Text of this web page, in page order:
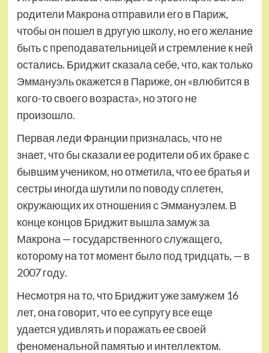
родители Макрона отправили его в Париж,
чтобы он пошел в другую школу, но его желание
быть с преподавательницей и стремление к ней
остались. Бриджит сказала себе, что, как только
Эммануэль окажется в Париже, он «влюбится в
кого-то своего возраста», но этого не
произошло.
Первая леди Франции призналась, что не
знает, что бы сказали ее родители об их браке с
бывшим учеником, но отметила, что ее братья и
сестры иногда шутили по поводу сплетен,
окружающих их отношения с Эммануэлем. В
конце концов Бриджит вышла замуж за
Макрона — государственного служащего,
которому на тот момент было под тридцать, — в
2007 году.
Несмотря на то, что Бриджит уже замужем 16
лет, она говорит, что ее супругу все еще
удается удивлять и поражать ее своей
феноменальной памятью и интеллектом.